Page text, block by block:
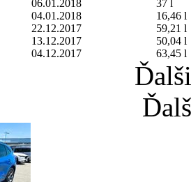
06.01.2018
37 l
04.01.2018
16,46 l
22.12.2017
59,21 l
13.12.2017
50,04 l
04.12.2017 63,45 l